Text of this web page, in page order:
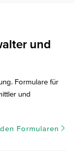
und
Formulare für
und
Formularen